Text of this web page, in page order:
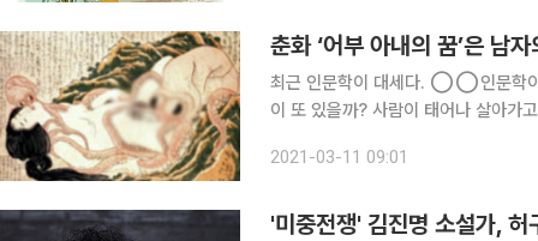
춘화 ‘어부 아내의 꿈’은 남
최근 인문학이 대세다. ◯◯인문학이
이 또 있을까? 사람이 태어나 살아가
다. 성은 그 사람의 본성을 뜻한다. ‘
2021-03-11 09:01
'미중전쟁' 김진명 소설가,